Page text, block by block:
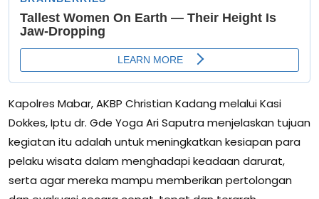
Kapolres Mabar, AKBP Christian Kadang melalui Kasi
Dokkes, Iptu dr. Gde Yoga Ari Saputra menjelaskan tujuan
kegiatan itu adalah untuk meningkatkan kesiapan para
pelaku wisata dalam menghadapi keadaan darurat,
serta agar mereka mampu memberikan pertolongan